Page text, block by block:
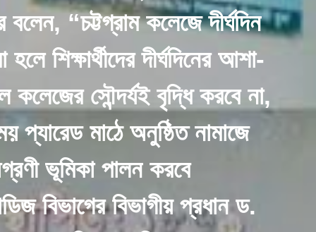
“চট্টগ্রাম কলেজে দীর্ঘদিন
দীর্ঘদিনের আশা-
কলেজের সৌন্দর্যই বৃদ্ধি করবে না,
প্যারেড মাঠে অনুষ্ঠিত নামাজে
ভূমিকা পালন করবে
বিভাগের বিভাগীয় প্রধান ড.